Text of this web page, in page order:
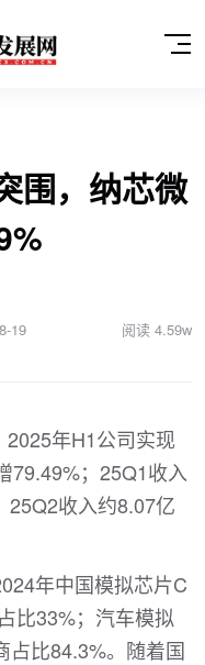
围，纳芯微
19 阅读 4.59w
年H1公司实现
79.49%；25Q1收入
25Q2收入约8.07亿
年中国模拟芯片C
比33%；汽车模拟
占比84.3%。随着国